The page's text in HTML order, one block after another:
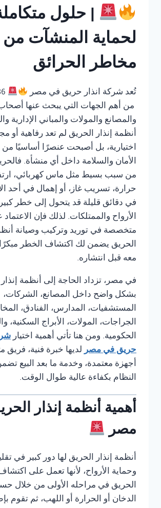
| حلول
لحماية المنشآت من
مخاطر الحرائق
تُعد شركة انذار حريق في مصر
من أهم الجهات التي يبحث عنها
والمصانع والمولات والمباني الإدارية
أنظمة إنذار الحريق لم تعد رفاهية أو
اختيارية، بل أصبحت عنصرًا أساسيًا من
الأمان والسلامة داخل أي منشأة.
من سبب بسيط مثل ماس كهربائي،
حرارة، تسريب غاز، أو إهمال في أحد
في دقائق قليلة قد يتحول إلى خطر
الأرواح والممتلكات. لذلك فإن
متخصصة في توريد وتركيب وصيانة
الحريق يضمن لك اكتشاف الخطر مبكرًا
معه قبل انتشاره.
في مصر، تزداد الحاجة إلى أنظمة
بشكل واضح داخل المصانع، الشركات،
المستشفيات، المدارس، الفنادق،
الجراجات، المولات، الأبراج السكنية،
الحكومية. ومن هنا تأتي أهمية اختيار
حريق في مصر لديها خبرة فنية،
أجهزة معتمدة، وخدمة ما بعد البيع
النظام بكفاءة عالية طوال الوقت.
أهمية أنظمة إنذار
مصر
أنظمة إنذار الحريق لها دور كبير في
وحماية الأرواح، لأنها تعمل على
الحريق في مراحله الأولى من خلال
الدخان أو الحرارة أو اللهب، ثم تقوم